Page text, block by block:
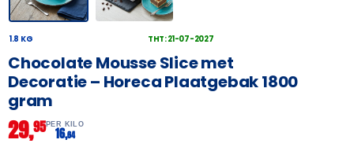
1.8 KG THT: 21-07-2027
Chocolate Mousse Slice met
Decoratie – Horeca Plaatgebak 1800
gram
29,95PER KILO
16,64